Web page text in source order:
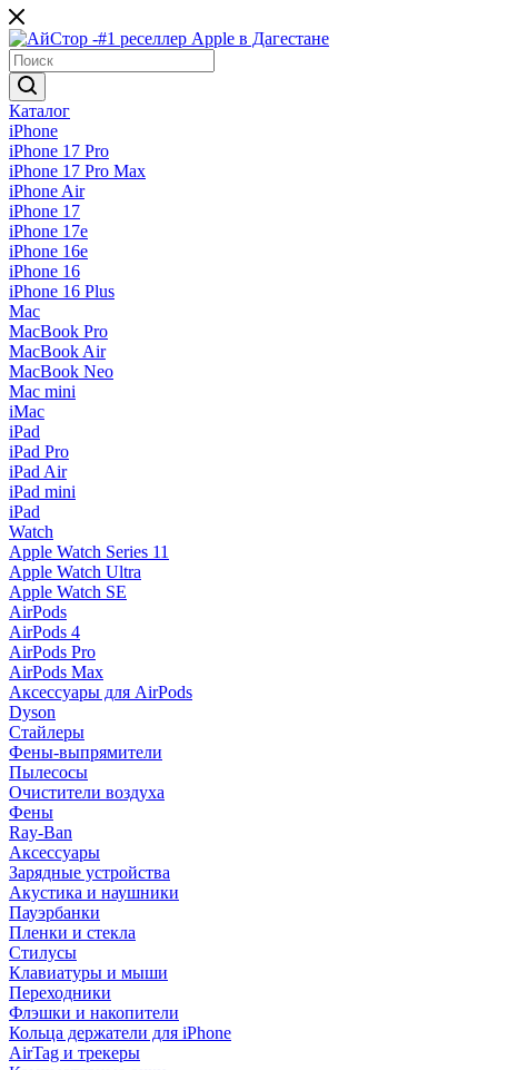
Каталог
iPhone
iPhone 17 Pro
iPhone 17 Pro Max
iPhone Air
iPhone 17
iPhone 17e
iPhone 16e
iPhone 16
iPhone 16 Plus
Mac
MacBook Pro
MacBook Air
MacBook Neo
Mac mini
iMac
iPad
iPad Pro
iPad Air
iPad mini
iPad
Watch
Apple Watch Series 11
Apple Watch Ultra
Apple Watch SE
AirPods
AirPods 4
AirPods Pro
AirPods Max
Аксессуары для AirPods
Dyson
Стайлеры
Фены-выпрямители
Пылесосы
Очистители воздуха
Фены
Ray-Ban
Аксессуары
Зарядные устройства
Акустика и наушники
Пауэрбанки
Пленки и стекла
Стилусы
Клавиатуры и мыши
Переходники
Флэшки и накопители
Кольца держатели для iPhone
AirTag и трекеры